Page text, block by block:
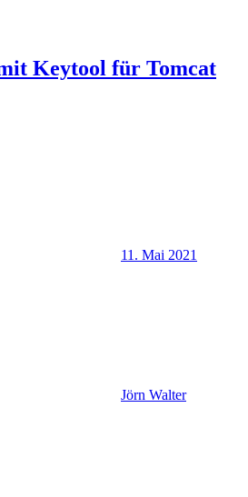
Keytool für Tomcat
11. Mai 2021
Jörn Walter